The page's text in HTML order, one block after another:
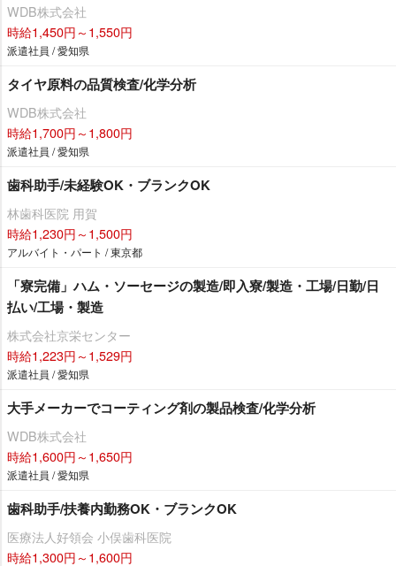
WDB株式会社
時給1,450円～1,550円
派遣社員 / 愛知県
タイヤ原料の品質検査/化学分析
WDB株式会社
時給1,700円～1,800円
派遣社員 / 愛知県
歯科助手/未経験OK・ブランクOK
林歯科医院 用賀
時給1,230円～1,500円
アルバイト・パート / 東京都
「寮完備」ハム・ソーセージの製造/即入寮/製造・工場/日勤/日
払い/工場・製造
株式会社京栄センター
時給1,223円～1,529円
派遣社員 / 愛知県
大手メーカーでコーティング剤の製品検査/化学分析
WDB株式会社
時給1,600円～1,650円
派遣社員 / 愛知県
歯科助手/扶養内勤務OK・ブランクOK
医療法人好領会 小俣歯科医院
時給1,300円～1,600円